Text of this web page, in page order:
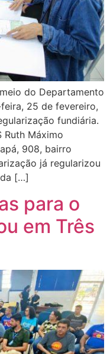
do Departamento
25 de fevereiro,
fundiária.
Ruth Máximo
908, bairro
já regularizou
[…]
para o
em Três